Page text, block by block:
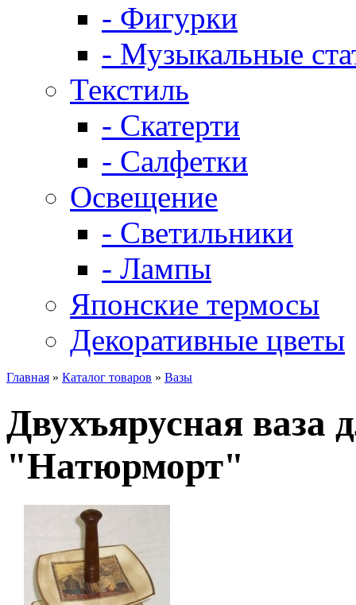
- Фигурки
- Музыкальные
Текстиль
- Скатерти
- Салфетки
Освещение
- Светильники
- Лампы
Японские термосы
Декоративные цветы
Главная » Каталог товаров » Вазы
Двухъярусная ваза
"Натюрморт"